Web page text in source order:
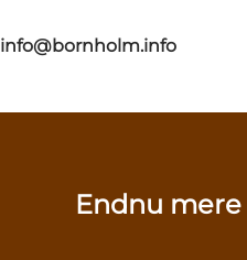
info@bornholm.info
Endnu